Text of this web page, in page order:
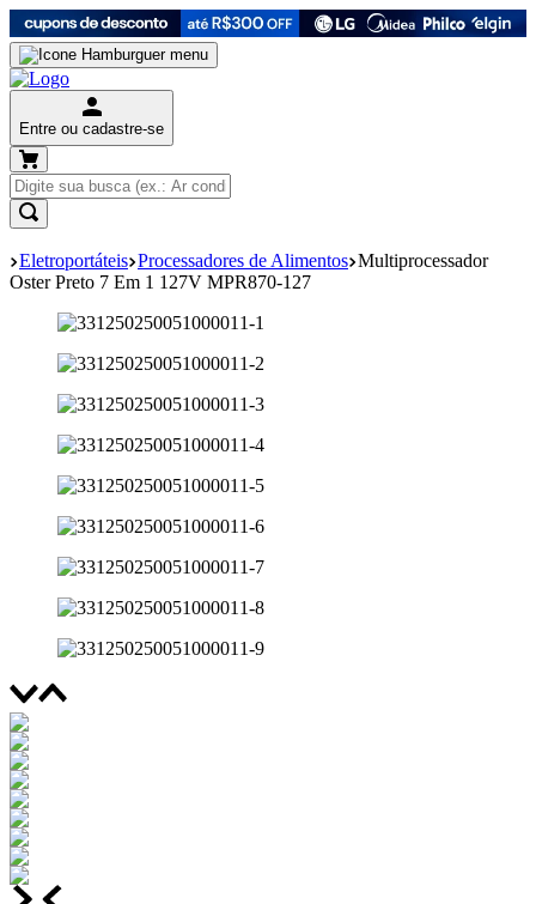
Entre ou cadastre-se
Eletroportáteis Processadores de Alimentos Multiprocessador
Oster Preto 7 Em 1 127V MPR870-127